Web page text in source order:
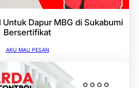
Dapur MBG di Sukabumi
Bersertifikat
AKU MAU PESAN